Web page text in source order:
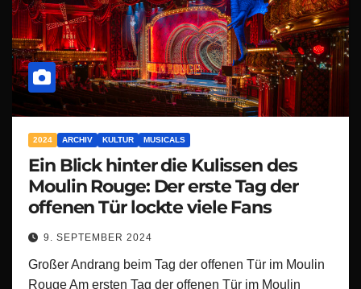
2024 ARCHIV KULTUR MUSICALS
Ein Blick hinter die Kulissen des
Moulin Rouge: Der erste Tag der
offenen Tür lockte viele Fans
9. SEPTEMBER 2024
Großer Andrang beim Tag der offenen Tür im Moulin
Rouge Am ersten Tag der offenen Tür im Moulin